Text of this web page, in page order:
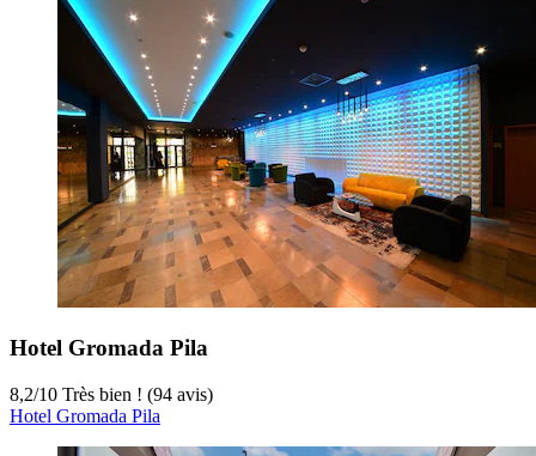
Hotel Gromada Pila
8,2/10 Très bien ! (94 avis)
Hotel Gromada Pila